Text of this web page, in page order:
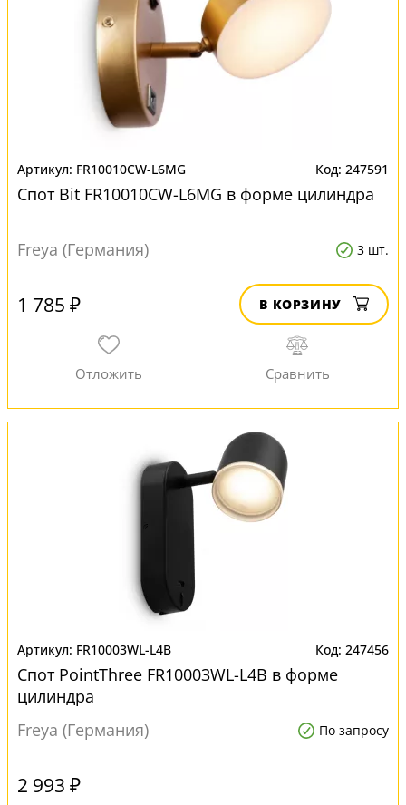
FR10010CW-L6MG 247591
Спот Bit FR10010CW-L6MG в форме цилиндра
Freya (Германия) 3 шт.
1 785 ₽ В КОРЗИНУ
FR10003WL-L4B 247456
Спот PointThree FR10003WL-L4B в форме
цилиндра
Freya (Германия)
По запросу
2 993 ₽